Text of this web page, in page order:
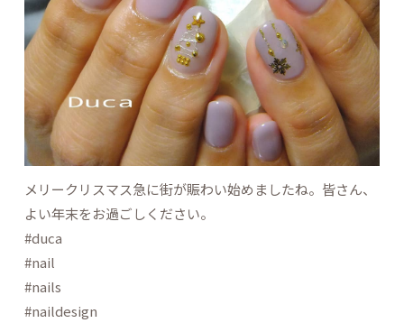
メリークリスマス急に街が賑わい始めましたね。皆さん、
よい年末をお過ごしください。
#duca
#nail
#nails
#naildesign